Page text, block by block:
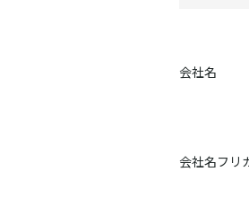
会社名
会社名フリ